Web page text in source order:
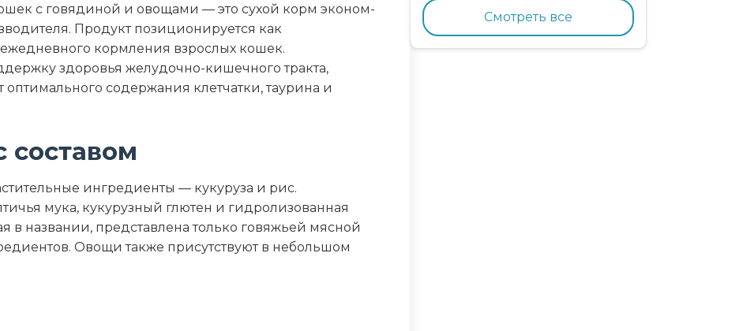
7
9
с говядиной и овощами — это сухой корм эконом-
Продукт позиционируется как
кормления взрослых кошек.
здоровья желудочно-кишечного тракта,
оптимального содержания клетчатки, таурина и
составом
ингредиенты — кукуруза и рис.
мука, кукурузный глютен и гидролизованная
в названии, представлена только говяжьей мясной
Овощи также присутствуют в небольшом
Смотреть все